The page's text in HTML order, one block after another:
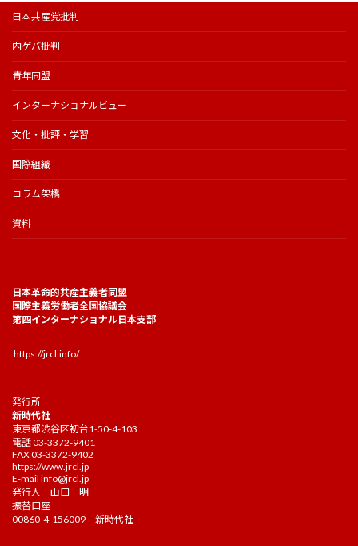
日本共産党批判
内ゲバ批判
青年同盟
インターナショナルビュー
文化・批評・学習
国際組織
コラム架橋
資料
日本革命的共産主義者同盟
国際主義労働者全国協議会
第四インターナショナル日本支部
https://jrcl.info/
発行所
新時代社
東京都渋谷区初台1-50-4-103
電話 03-3372-9401
FAX 03-3372-9402
https://www.jrcl.jp
E-mail info@jrcl.jp
発行人 山口 明
振替口座
00860-4-156009 新時代社